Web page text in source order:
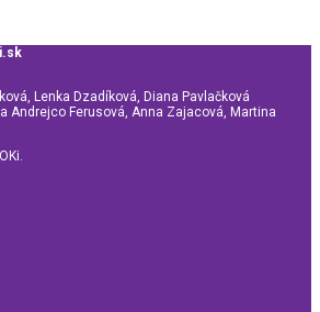
Lenka Dzadíková, Diana Pavlačková
Andrejco Ferusová, Anna Zajacová, Martina